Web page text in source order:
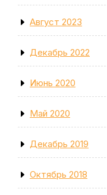
Август 2023
Декабрь 2022
Июнь 2020
Май 2020
Декабрь 2019
Октябрь 2018